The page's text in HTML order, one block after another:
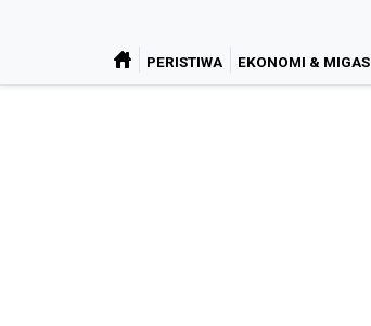
PERISTIWA EKONOMI & MIGAS